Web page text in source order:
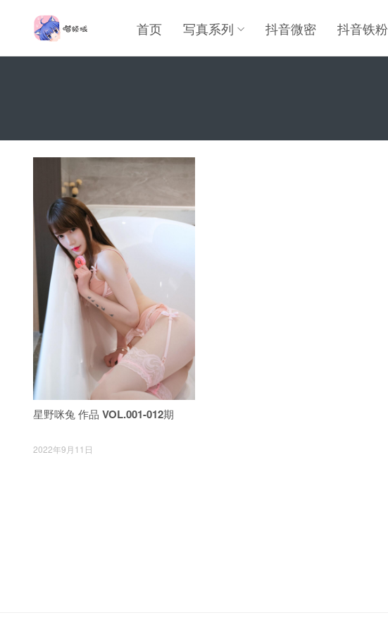
首页 写真系列 抖音微密 抖音铁粉
星野咪兔 作品 VOL.001-012期
2022年9月11日